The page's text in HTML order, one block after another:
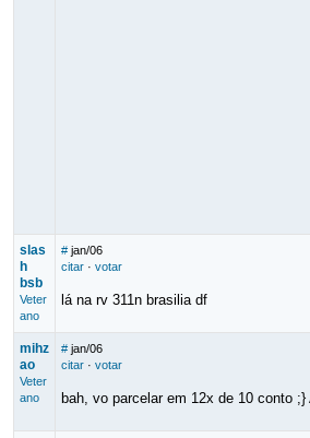
slas
h
bsb
Veter
ano
# jan/06
citar· votar
lá na rv 311n brasilia df
mihz
ao
Veter
ano
# jan/06
citar· votar
bah, vo parcelar em 12x de 10 conto